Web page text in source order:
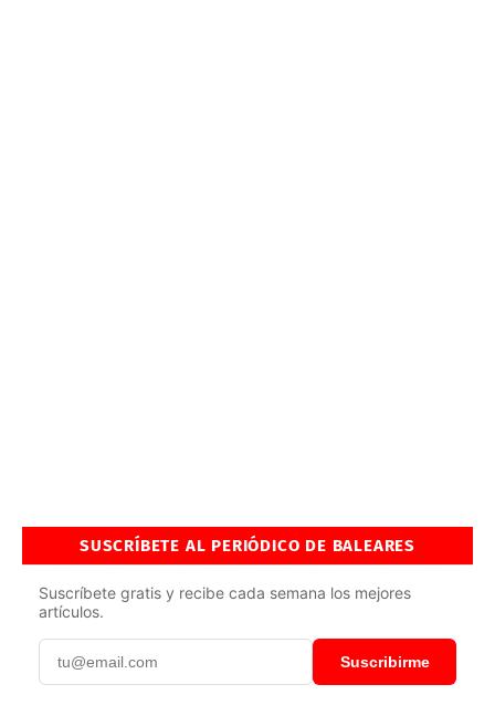
SUSCRÍBETE AL PERIÓDICO DE BALEARES
Suscríbete gratis y recibe cada semana los mejores
artículos.
Suscribirme